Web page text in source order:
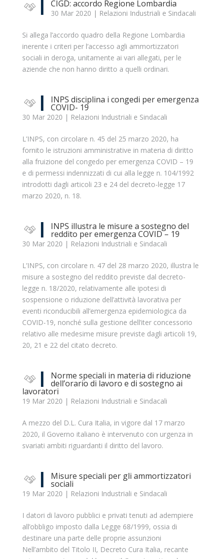
CIGD: accordo Regione Lombardia
30 Mar 2020 | Relazioni Industriali e Sindacali
Si allega l’accordo quadro della Regione Lombardia
inerente i criteri per l’accesso agli ammortizzatori
sociali in deroga, unitamente ai vari allegati, per le
aziende che non hanno diritto a quelli ordinari.
INPS disciplina i congedi per emergenza
COVID- 19
30 Mar 2020 | Relazioni Industriali e Sindacali
L’INPS, con circolare n. 45 del 25 marzo 2020, ha
fornito le istruzioni amministrative in materia di diritto
alla fruizione del congedo per emergenza COVID – 19
e di permessi indennizzati di cui alla legge n. 104/1992
introdotti dagli articoli 23 e 24 del decreto-legge 17
marzo 2020, n. 18.
INPS illustra le misure a sostegno del
reddito per emergenza COVID – 19
30 Mar 2020 | Relazioni Industriali e Sindacali
L’INPS, con circolare n. 47 del 28 marzo 2020, illustra le
misure a sostegno del reddito previste dal decreto-
legge n. 18/2020, relativamente alle ipotesi di
sospensione o riduzione dell’attività lavorativa per
eventi riconducibili all’emergenza epidemiologica da
COVID-19, nonché sulla gestione dell’iter concessorio
relativo alle medesime misure previste dagli articoli 19,
20, 21 e 22 del citato decreto.
Norme speciali in materia di riduzione
dell’orario di lavoro e di sostegno ai
lavoratori
19 Mar 2020 | Relazioni Industriali e Sindacali
A mezzo del D.L. Cura Italia, in vigore dal 17 marzo
2020, il Governo italiano è intervenuto con urgenza in
svariati ambiti riguardanti il diritto del lavoro.
Misure speciali per gli ammortizzatori
sociali
19 Mar 2020 | Relazioni Industriali e Sindacali
I datori di lavoro pubblici e privati tenuti ad adempiere
all’obbligo imposto dalla Legge 68/1999, ossia di
destinare una parte delle proprie assunzioni
Nell’ambito del Titolo II, Decreto Cura Italia, recante